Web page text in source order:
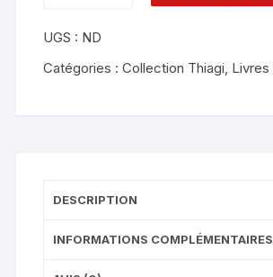
UGS : ND
Catégories :Collection Thiagi, Livres
DESCRIPTION
INFORMATIONS COMPLÉMENTAIRES